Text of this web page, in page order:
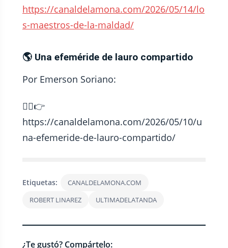
https://canaldelamona.com/2026/05/14/lo
s-maestros-de-la-maldad/
🌎 Una efeméride de lauro compartido
Por Emerson Soriano:
⛓️‍💥👉
https://canaldelamona.com/2026/05/10/u
na-efemeride-de-lauro-compartido/
Etiquetas:
CANALDELAMONA.COM
ROBERT LINAREZ
ULTIMADELATANDA
¿Te gustó? Compártelo: